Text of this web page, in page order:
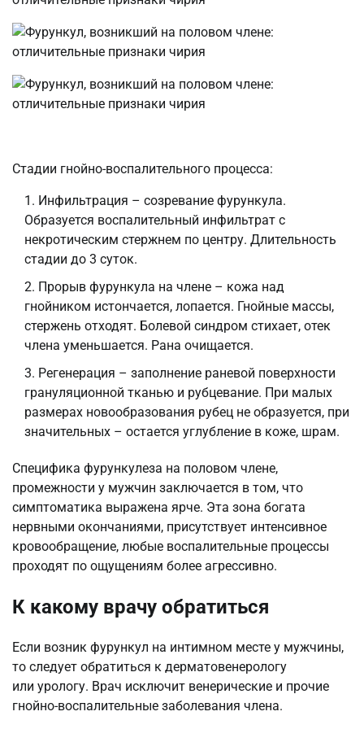
Стадии гнойно-воспалительного процесса:
Инфильтрация – созревание фурункула.
Образуется воспалительный инфильтрат с
некротическим стержнем по центру. Длительность
стадии до 3 суток.
Прорыв фурункула на члене – кожа над
гнойником истончается, лопается. Гнойные массы,
стержень отходят. Болевой синдром стихает, отек
члена уменьшается. Рана очищается.
Регенерация – заполнение раневой поверхности
грануляционной тканью и рубцевание. При малых
размерах новообразования рубец не образуется, при
значительных – остается углубление в коже, шрам.
Специфика фурункулеза на половом члене,
промежности у мужчин заключается в том, что
симптоматика выражена ярче. Эта зона богата
нервными окончаниями, присутствует интенсивное
кровообращение, любые воспалительные процессы
проходят по ощущениям более агрессивно.
К какому врачу обратиться
Если возник фурункул на интимном месте у мужчины,
то следует обратиться к дерматовенерологу
или урологу. Врач исключит венерические и прочие
гнойно-воспалительные заболевания члена.